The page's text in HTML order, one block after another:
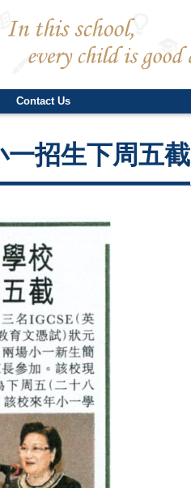
Contact Us
招生下周五截